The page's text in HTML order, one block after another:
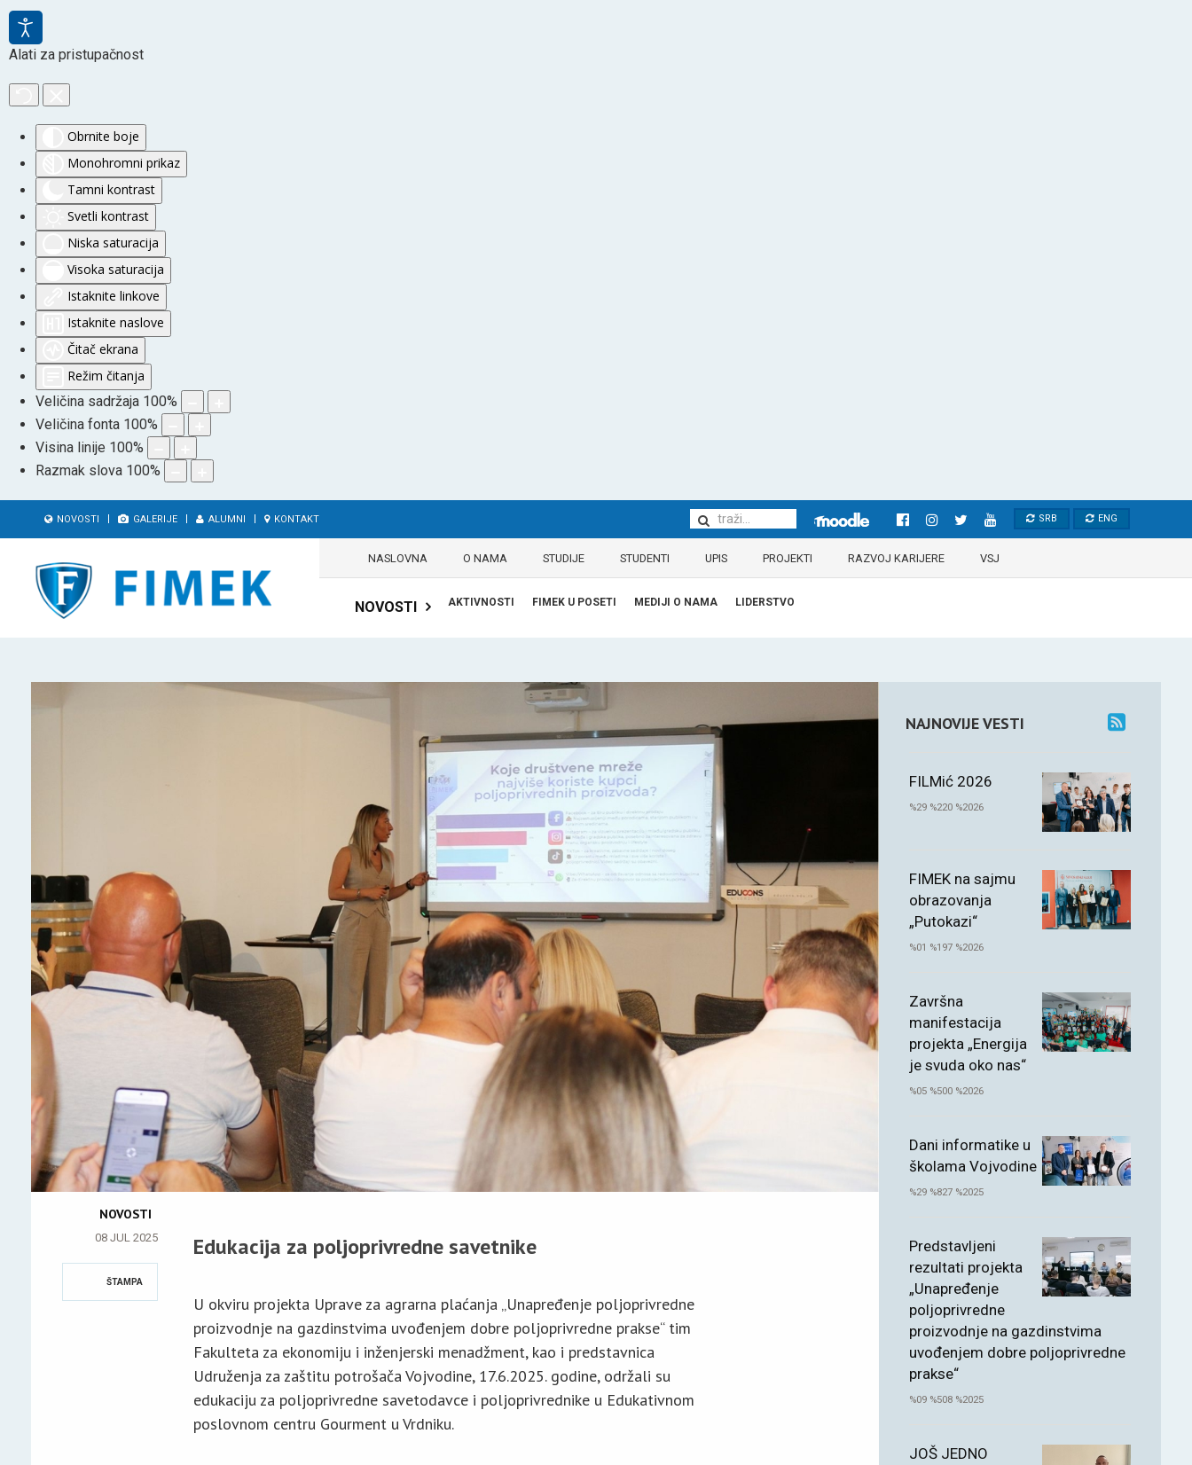
Alati za pristupačnost
Obrnite boje
Monohromni prikaz
Tamni kontrast
Svetli kontrast
Niska saturacija
Visoka saturacija
Istaknite linkove
Istaknite naslove
Čitač ekrana
Režim čitanja
Veličina sadržaja 100%
Veličina fonta 100%
Visina linije 100%
Razmak slova 100%
NOVOSTI GALERIJE ALUMNI KONTAKT SRB ENG
NASLOVNA O NAMA STUDIJE STUDENTI UPIS PROJEKTI RAZVOJ KARIJERE VSJ
NOVOSTI AKTIVNOSTI FIMEK U POSETI MEDIJI O NAMA LIDERSTVO
NOVOSTI
08 JUL 2025
ŠTAMPA
Edukacija za poljoprivredne savetnike
U okviru projekta Uprave za agrarna plaćanja „Unapređenje poljoprivredne
proizvodnje na gazdinstvima uvođenjem dobre poljoprivredne prakse“ tim
Fakulteta za ekonomiju i inženjerski menadžment, kao i predstavnica
Udruženja za zaštitu potrošača Vojvodine, 17.6.2025. godine, održali su
edukaciju za poljoprivredne savetodavce i poljoprivrednike u Edukativnom
poslovnom centru Gourment u Vrdniku.
NAJNOVIJE VESTI
FILMić 2026
%29 %220 %2026
FIMEK na sajmu
obrazovanja
„Putokazi“
%01 %197 %2026
Završna
manifestacija
projekta „Energija
je svuda oko nas“
%05 %500 %2026
Dani informatike u
školama Vojvodine
%29 %827 %2025
Predstavljeni
rezultati projekta
„Unapređenje
poljoprivredne
proizvodnje na gazdinstvima
uvođenjem dobre poljoprivredne
prakse“
%09 %508 %2025
JOŠ JEDNO